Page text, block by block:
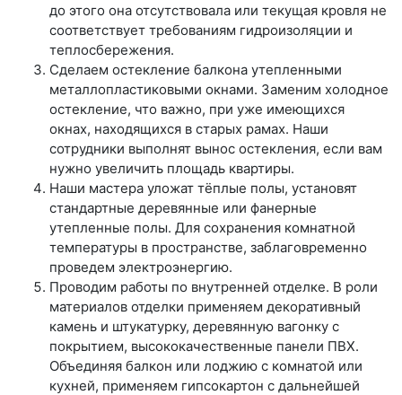
до этого она отсутствовала или текущая кровля не
соответствует требованиям гидроизоляции и
теплосбережения.
Сделаем остекление балкона утепленными
металлопластиковыми окнами. Заменим холодное
остекление, что важно, при уже имеющихся
окнах, находящихся в старых рамах. Наши
сотрудники выполнят вынос остекления, если вам
нужно увеличить площадь квартиры.
Наши мастера уложат тёплые полы, установят
стандартные деревянные или фанерные
утепленные полы. Для сохранения комнатной
температуры в пространстве, заблаговременно
проведем электроэнергию.
Проводим работы по внутренней отделке. В роли
материалов отделки применяем декоративный
камень и штукатурку, деревянную вагонку с
покрытием, высококачественные панели ПВХ.
Объединяя балкон или лоджию с комнатой или
кухней, применяем гипсокартон с дальнейшей